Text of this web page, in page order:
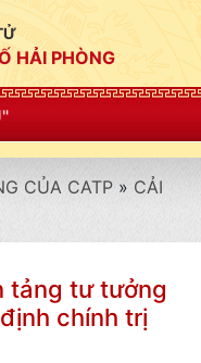
HẢI PHÒNG
CỦA CATP » CẢI
tảng tư tưởng
chính trị